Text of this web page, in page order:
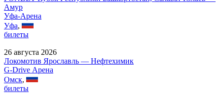
Амур
Уфа-Арена
Уфа,
билеты
26 августа 2026
Локомотив Ярославль — Нефтехимик
G-Drive Арена
Омск,
билеты